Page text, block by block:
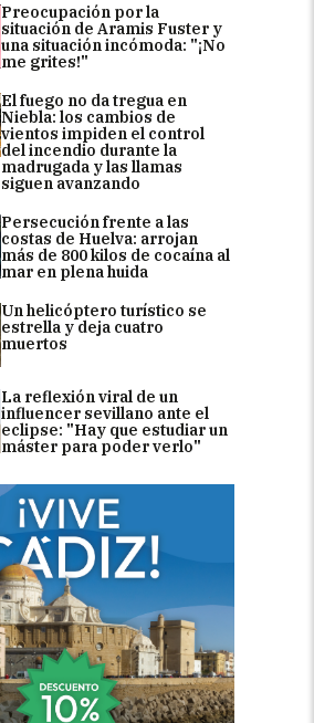
Preocupación por la
situación de Aramis Fuster y
una situación incómoda: "¡No
me grites!"
El fuego no da tregua en
Niebla: los cambios de
vientos impiden el control
del incendio durante la
madrugada y las llamas
siguen avanzando
Persecución frente a las
costas de Huelva: arrojan
más de 800 kilos de cocaína al
mar en plena huida
Un helicóptero turístico se
estrella y deja cuatro
muertos
La reflexión viral de un
influencer sevillano ante el
eclipse: "Hay que estudiar un
máster para poder verlo"